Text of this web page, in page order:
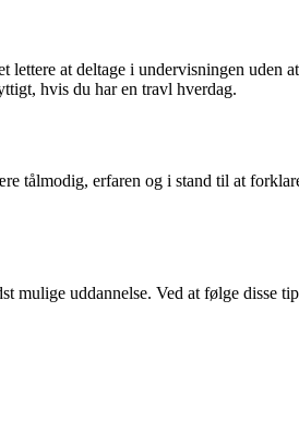
at deltage i undervisningen uden
hvis du har en travl hverdag.
tålmodig, erfaren og i stand til at
uddannelse. Ved at følge disse